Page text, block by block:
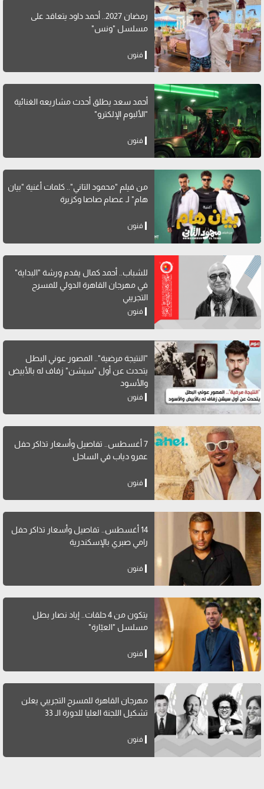
رمضان 2027.. أحمد داود يتعاقد على
مسلسل "ونس"
فنون
أحمد سعد يطلق أحدث مشاريعه الغنائية
"الألبوم الإلكترو"
فنون
من فيلم "محمود التاني".. كلمات أغنية "بيان
هام" لـ عصام صاصا وكزبرة
فنون
للشباب.. أحمد كمال يقدم ورشة "البداية"
في مهرجان القاهرة الدولي للمسرح
التجريبي
فنون
"النتيجة مرضية".. المصور عوني البطل
يتحدث عن أول "سيشن" زفاف له بالأبيض
والأسود
فنون
7 أغسطس.. تفاصيل وأسعار تذاكر حفل
عمرو دياب في الساحل
فنون
14 أغسطس.. تفاصيل وأسعار تذاكر حفل
رامي صبري بالإسكندرية
فنون
يتكون من 4 حلقات.. إياد نصار بطل
مسلسل "العبّارة"
فنون
مهرجان القاهرة للمسرح التجريبي يعلن
تشكيل اللجنة العليا للدورة الـ 33
فنون